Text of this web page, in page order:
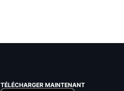
TÉLÉCHARGER MAINTENANT